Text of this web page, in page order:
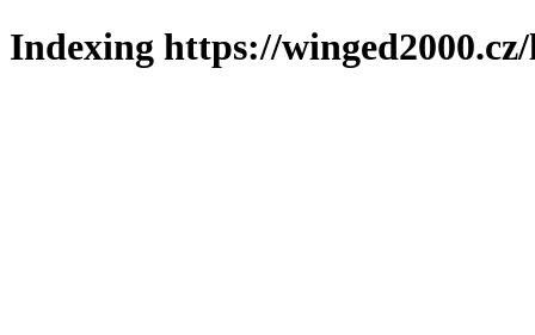
Indexing https://